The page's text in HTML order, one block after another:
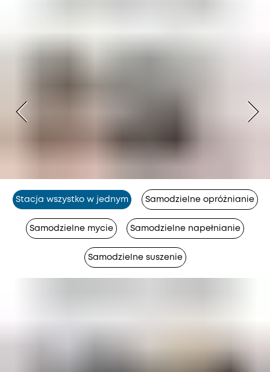
Stacja wszystko w jednym Samodzielne opróżnianie
Samodzielne mycie Samodzielne napełnianie
Samodzielne suszenie